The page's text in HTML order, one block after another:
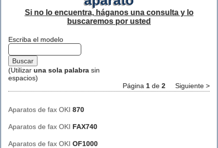
Si no lo encuentra, háganos una consulta y lo
buscaremos por usted
Escriba el modelo
(Utilizar una sola palabra sin
espacios)
Página 1 de 2 Siguiente >
Aparatos de fax OKI 870
Aparatos de fax OKI FAX740
Aparatos de fax OKI OF1000